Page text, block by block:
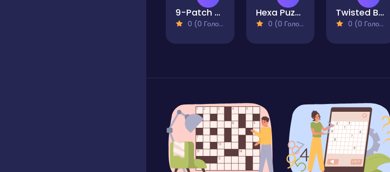
9-Patch Puzzle Quest
0 (0 Голосів)
Hexa Puzzle
0 (0 Голосів)
Twisted Blocks
0 (0 Голосів)